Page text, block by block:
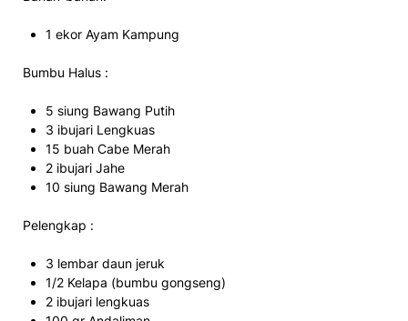
1 ekor Ayam Kampung
Bumbu Halus :
5 siung Bawang Putih
3 ibujari Lengkuas
15 buah Cabe Merah
2 ibujari Jahe
10 siung Bawang Merah
Pelengkap :
3 lembar daun jeruk
1/2 Kelapa (bumbu gongseng)
2 ibujari lengkuas